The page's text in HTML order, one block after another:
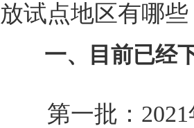
放试点地区有哪
一、目前已经下
第一批：2021